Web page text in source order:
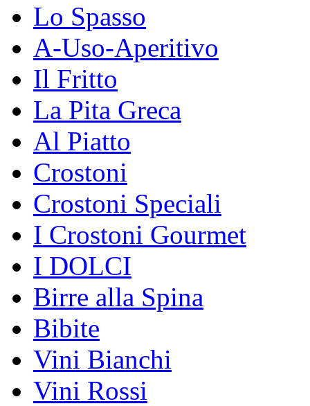
Lo Spasso
A-Uso-Aperitivo
Il Fritto
La Pita Greca
Al Piatto
Crostoni
Crostoni Speciali
I Crostoni Gourmet
I DOLCI
Birre alla Spina
Bibite
Vini Bianchi
Vini Rossi